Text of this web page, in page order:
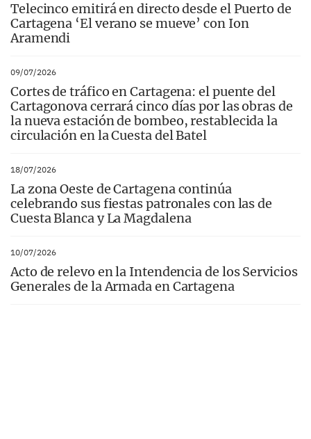
Telecinco emitirá en directo desde el Puerto de
Cartagena ‘El verano se mueve’ con Ion
Aramendi
09/07/2026
Cortes de tráfico en Cartagena: el puente del
Cartagonova cerrará cinco días por las obras de
la nueva estación de bombeo, restablecida la
circulación en la Cuesta del Batel
18/07/2026
La zona Oeste de Cartagena continúa
celebrando sus fiestas patronales con las de
Cuesta Blanca y La Magdalena
10/07/2026
Acto de relevo en la Intendencia de los Servicios
Generales de la Armada en Cartagena